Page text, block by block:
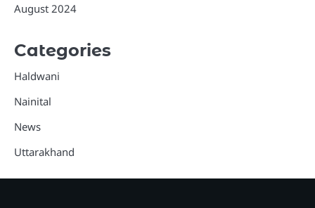
August 2024
Categories
Haldwani
Nainital
News
Uttarakhand